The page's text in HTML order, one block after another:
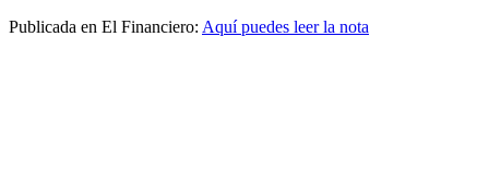
Publicada en El Financiero: Aquí puedes leer la nota